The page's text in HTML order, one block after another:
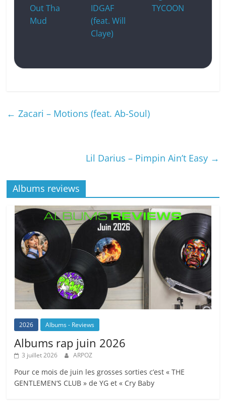
Out Tha
Mud
IDGAF
(feat. Will
Claye)
TYCOON
← Zacari – Motions (feat. Ab-Soul)
Lil Darius – Pimpin Ain’t Easy →
Albums reviews
2026 Albums - Reviews
Albums rap juin 2026
3 juillet 2026 ARPOZ
Pour ce mois de juin les grosses sorties c’est « THE
GENTLEMEN’S CLUB » de YG et « Cry Baby